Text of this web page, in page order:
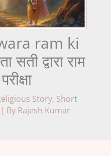
ram ki
द्वारा राम
Story, Short
| By Rajesh Kumar